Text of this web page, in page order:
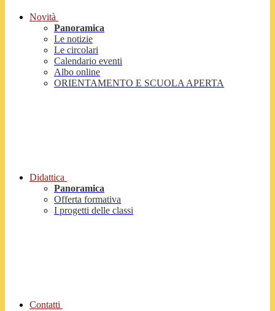
Novità
Panoramica
Le notizie
Le circolari
Calendario eventi
Albo online
ORIENTAMENTO E SCUOLA APERTA
Didattica
Panoramica
Offerta formativa
I progetti delle classi
Contatti